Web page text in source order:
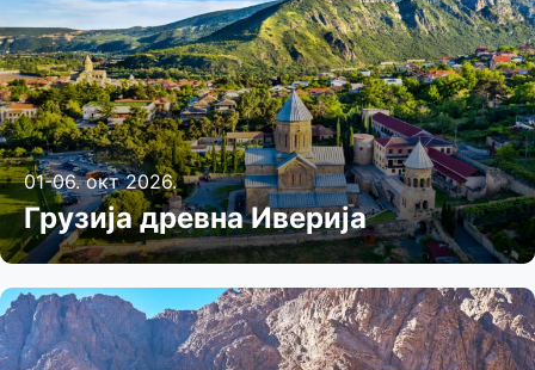
01-06. окт 2026.
Грузија древна Иверија